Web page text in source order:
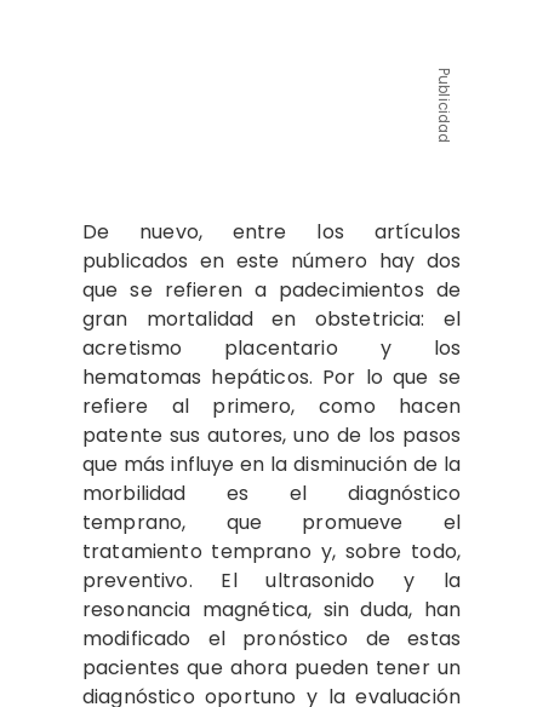
Publicidad
De nuevo, entre los artículos
publicados en este número hay dos
que se refieren a padecimientos de
gran mortalidad en obstetricia: el
acretismo placentario y los
hematomas hepáticos. Por lo que se
refiere al primero, como hacen
patente sus autores, uno de los pasos
que más influye en la disminución de la
morbilidad es el diagnóstico
temprano, que promueve el
tratamiento temprano y, sobre todo,
preventivo. El ultrasonido y la
resonancia magnética, sin duda, han
modificado el pronóstico de estas
pacientes que ahora pueden tener un
diagnóstico oportuno y la evaluación